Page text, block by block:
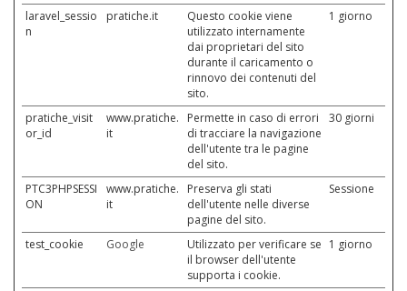
laravel_sessio
n
pratiche.it
Questo cookie viene
utilizzato internamente
dai proprietari del sito
durante il caricamento o
rinnovo dei contenuti del
sito.
1 giorno
pratiche_visit
or_id
www.pratiche.
it
Permette in caso di errori
di tracciare la navigazione
dell'utente tra le pagine
del sito.
30 giorni
PTC3PHPSESSI
ON
www.pratiche.
it
Preserva gli stati
dell'utente nelle diverse
pagine del sito.
Sessione
test_cookie Google
Utilizzato per verificare se
il browser dell'utente
supporta i cookie.
1 giorno